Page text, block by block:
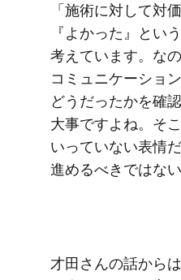
「施術に​対して​対
『よかった』と​い
考えています。​な
コミュニケーショ
どうだったかを​確
大事ですよね。​そ
いっていない​表情
進めるべきではな
才田さんの​話から